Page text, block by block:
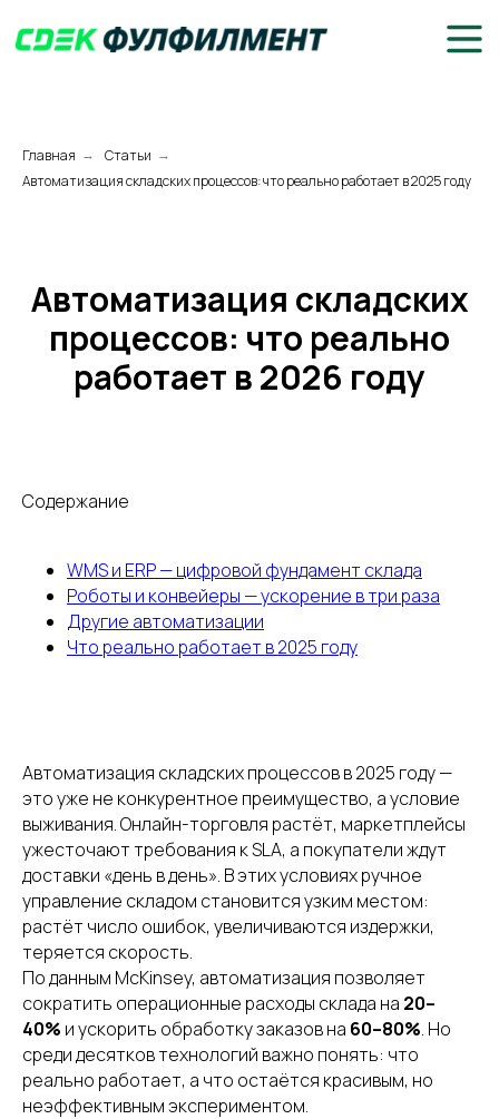
Главная → Статьи →
Автоматизация складских процессов: что реально работает в 2025 году
Автоматизация складских
процессов: что реально
работает в 2026 году
Содержание
WMS и ERP — цифровой фундамент склада
Роботы и конвейеры — ускорение в три раза
Другие автоматизации
Что реально работает в 2025 году
Автоматизация складских процессов в 2025 году —
это уже не конкурентное преимущество, а условие
выживания. Онлайн-торговля растёт, маркетплейсы
ужесточают требования к SLA, а покупатели ждут
доставки «день в день». В этих условиях ручное
управление складом становится узким местом:
растёт число ошибок, увеличиваются издержки,
теряется скорость.
По данным McKinsey, автоматизация позволяет
сократить операционные расходы склада на 20–
40% и ускорить обработку заказов на 60–80%. Но
среди десятков технологий важно понять: что
реально работает, а что остаётся красивым, но
неэффективным экспериментом.